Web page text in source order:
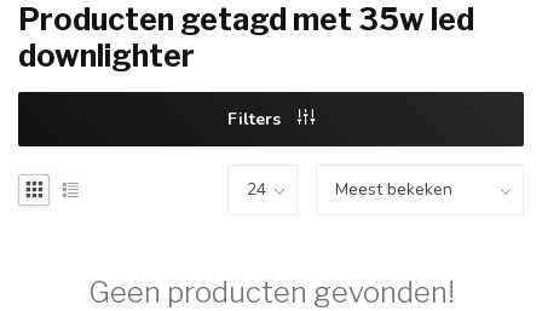
Producten getagd met 35w led
downlighter
Filters
Geen producten gevonden!